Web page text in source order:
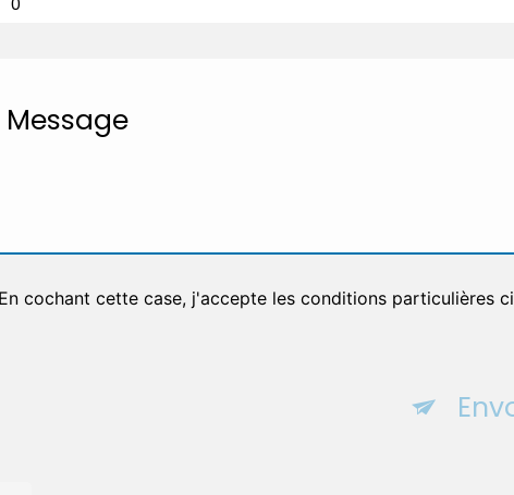
En cochant cette case, j'accepte les conditions particulières